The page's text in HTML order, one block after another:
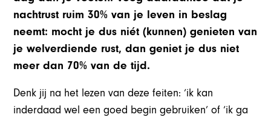
nachtrust ruim 30% van je leven in beslag
neemt: mocht je dus niét (kunnen) genieten van
je welverdiende rust, dan geniet je dus niet
meer dan 70% van de tijd.
Denk jij na het lezen van deze feiten: ‘ik kan
inderdaad wel een goed begin gebruiken’ of ‘ik ga